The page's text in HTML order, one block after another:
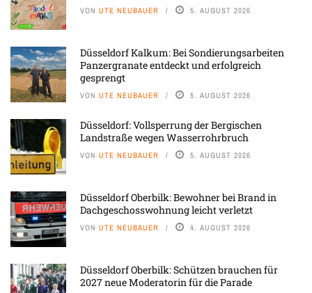
VON UTE NEUBAUER 5. AUGUST 2026
Düsseldorf Kalkum: Bei Sondierungsarbeiten
Panzergranate entdeckt und erfolgreich
gesprengt
VON UTE NEUBAUER 5. AUGUST 2026
Düsseldorf: Vollsperrung der Bergischen
Landstraße wegen Wasserrohrbruch
VON UTE NEUBAUER 5. AUGUST 2026
Düsseldorf Oberbilk: Bewohner bei Brand in
Dachgeschosswohnung leicht verletzt
VON UTE NEUBAUER 4. AUGUST 2026
Düsseldorf Oberbilk: Schützen brauchen für
2027 neue Moderatorin für die Parade